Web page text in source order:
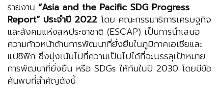
รายงาน “Asia and the Pacific SDG Progress
Report” ประจำปี 2022 โดย คณะกรรมาธิการเศรษฐกิจ
และสังคมแห่งสหประชาชาติ (ESCAP) เป็นการนำเสนอ
ความก้าวหน้าด้านการพัฒนาที่ยั่งยืนในภูมิภาคเอเชียและ
แปซิฟิก ซึ่งมุ่งเน้นไปที่ความเป็นไปได้ที่จะบรรลุเป้าหมาย
การพัฒนาที่ยั่งยืน หรือ SDGs ให้ทันในปี 2030 โดยมีข้อ
ค้นพบที่สำคัญดังนี้